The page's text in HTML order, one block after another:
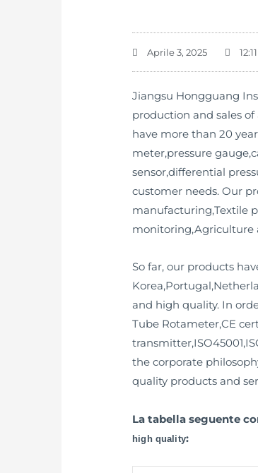
Aprile 3, 2025
Jiangsu Hongguang
production and sales
have more than 20
meter,pressure
sensor,differential
customer needs. Our
manufacturing,Textile
monitoring,Agriculture
So far, our products
and high quality. In
Tube Rotameter,CE
the corporate
quality products and
La tabella seguente
high quality: